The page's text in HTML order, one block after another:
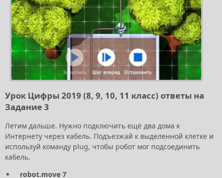
Урок Цифры 2019 (8, 9, 10, 11 класс) ответы на
Задание 3
Летим дальше. Нужно подключить ещё два дома к
Интернету через кабель. Подъезжай к выделенной клетке и
используй команду plug, чтобы робот мог подсоединить
кабель.
robot.move 7